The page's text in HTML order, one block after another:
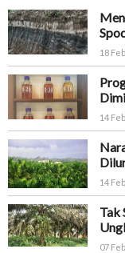
18
14
14
Tak
07